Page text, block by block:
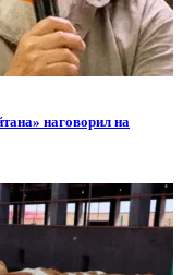
наговорил на